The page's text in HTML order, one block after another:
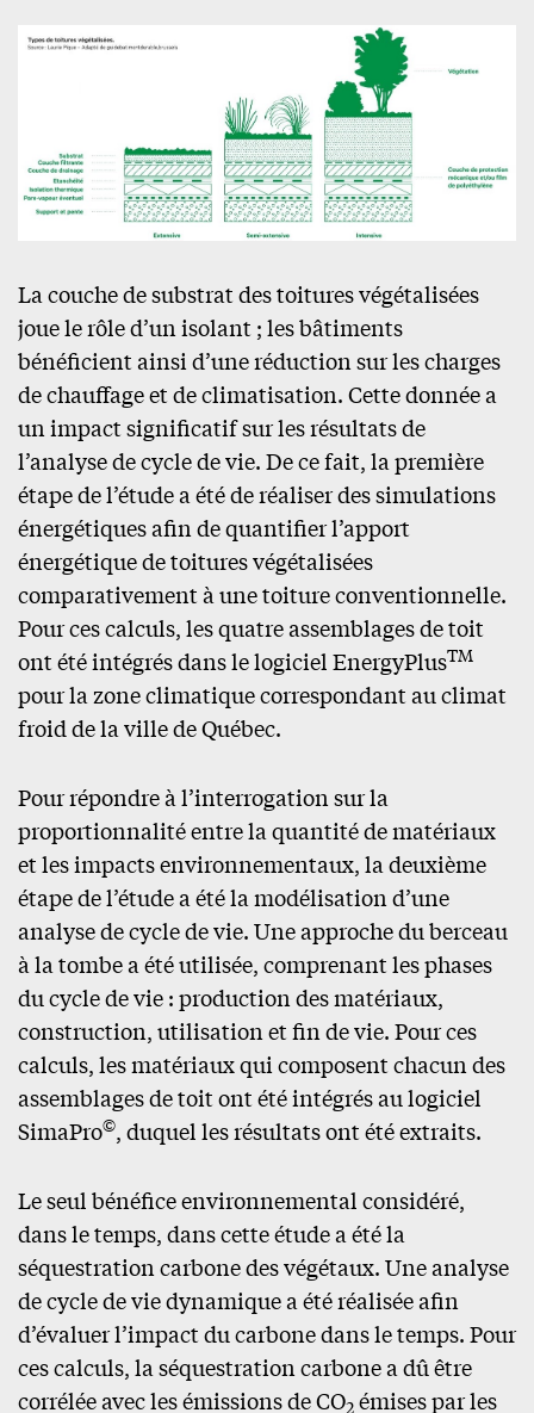
La couche de substrat des toitures végétalisées
joue le rôle d’un isolant ; les bâtiments
bénéficient ainsi d’une réduction sur les charges
de chauffage et de climatisation. Cette donnée a
un impact significatif sur les résultats de
l’analyse de cycle de vie. De ce fait, la première
étape de l’étude a été de réaliser des simulations
énergétiques afin de quantifier l’apport
énergétique de toitures végétalisées
comparativement à une toiture conventionnelle.
Pour ces calculs, les quatre assemblages de toit
ont été intégrés dans le logiciel EnergyPlusTM
pour la zone climatique correspondant au climat
froid de la ville de Québec.
Pour répondre à l’interrogation sur la
proportionnalité entre la quantité de matériaux
et les impacts environnementaux, la deuxième
étape de l’étude a été la modélisation d’une
analyse de cycle de vie. Une approche du berceau
à la tombe a été utilisée, comprenant les phases
du cycle de vie : production des matériaux,
construction, utilisation et fin de vie. Pour ces
calculs, les matériaux qui composent chacun des
assemblages de toit ont été intégrés au logiciel
SimaPro©, duquel les résultats ont été extraits.
Le seul bénéfice environnemental considéré,
dans le temps, dans cette étude a été la
séquestration carbone des végétaux. Une analyse
de cycle de vie dynamique a été réalisée afin
d’évaluer l’impact du carbone dans le temps. Pour
ces calculs, la séquestration carbone a dû être
corrélée avec les émissions de CO2 émises par les